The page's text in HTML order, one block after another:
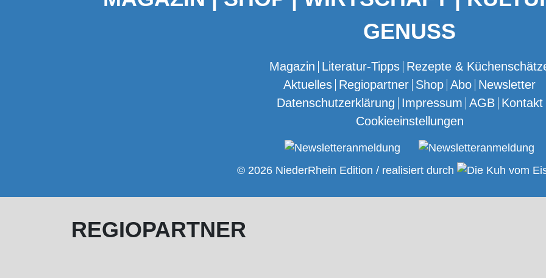
GENUSS
Magazin Literatur-Tipps Rezepte &
Aktuelles Regiopartner Shop Abo Newsletter
Datenschutzerklärung Impressum AGB Kontakt
Cookieeinstellungen
© 2026 NiederRhein Edition / realisiert durch
REGIOPARTNER